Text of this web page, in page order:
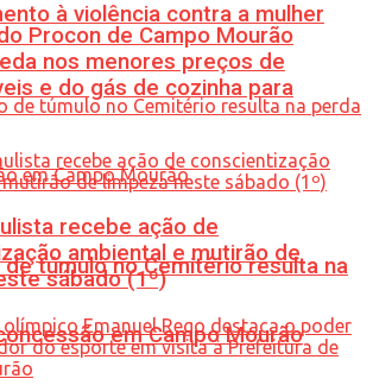
à violência contra a mulher
de túmulo no Cemitério resulta na
em Campo Mourão
Procon de Campo Mourão
nos menores preços de
e do gás de cozinha para
recebe ação de
ambiental e mutirão de
sábado (1º)